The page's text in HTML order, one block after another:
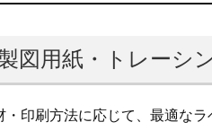
図用紙・トレーシ
・印刷方法に応じて、最適な